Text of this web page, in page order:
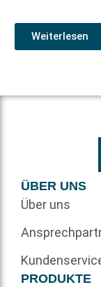
Weiterlesen
ÜBER UNS
Über uns
PRODUKTE